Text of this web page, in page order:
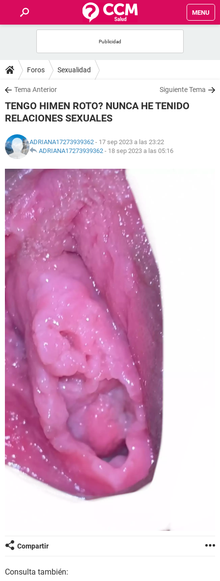
MENU
FOROS
SALUD
FAMILIA
NUTRICIÓN
SEXUALIDAD
GLOSARIO
Foros Sexualidad
Tema Anterior Siguiente Tema
TENGO HIMEN ROTO? NUNCA HE TENIDO
RELACIONES SEXUALES
ADRIANA17273939362 - 17 sep 2023 a las 23:22
ADRIANA17273939362 - 18 sep 2023 a las 05:16
Compartir
Consulta también: